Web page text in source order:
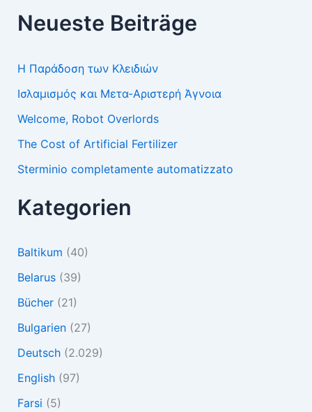
Neueste Beiträge
Η Παράδοση των Κλειδιών
Ισλαμισμός και Μετα-Αριστερή Άγνοια
Welcome, Robot Overlords
The Cost of Artificial Fertilizer
Sterminio completamente automatizzato
Kategorien
Baltikum (40)
Belarus(39)
Bücher(21)
Bulgarien(27)
Deutsch(2.029)
English(97)
Farsi (5)